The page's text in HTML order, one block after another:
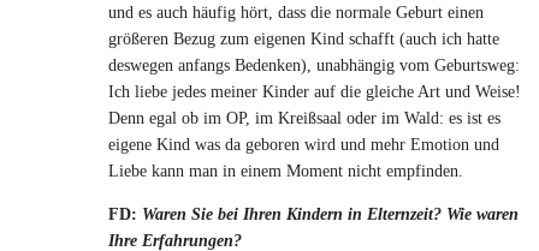
und es auch häufig hört, dass die normale Geburt einen
größeren Bezug zum eigenen Kind schafft (auch ich hatte
deswegen anfangs Bedenken), unabhängig vom Geburtsweg:
Ich liebe jedes meiner Kinder auf die gleiche Art und Weise!
Denn egal ob im OP, im Kreißsaal oder im Wald: es ist es
eigene Kind was da geboren wird und mehr Emotion und
Liebe kann man in einem Moment nicht empfinden.
FD: Waren Sie bei Ihren Kindern in Elternzeit? Wie waren
Ihre Erfahrungen?